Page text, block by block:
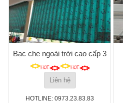
Bạc che ngoài trời cao cấp 3
Liên hệ
HOTLINE: 0973.23.83.83